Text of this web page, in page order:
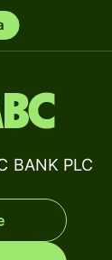
BANK PLC